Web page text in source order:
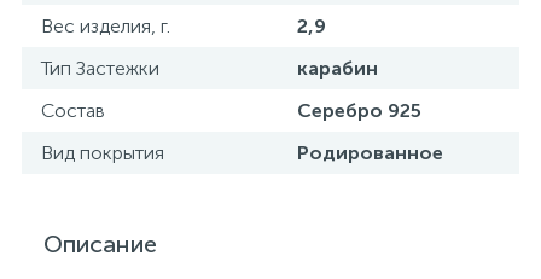
Вес изделия, г.
2,9
Тип Застежки
карабин
Состав
Серебро 925
Вид покрытия
Родированное
Описание